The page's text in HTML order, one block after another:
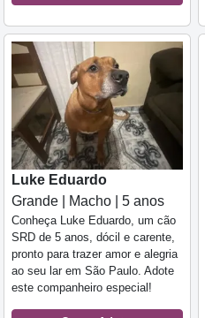
Luke Eduardo
Grande | Macho | 5 anos
Conheça Luke Eduardo, um cão
SRD de 5 anos, dócil e carente,
pronto para trazer amor e alegria
ao seu lar em São Paulo. Adote
este companheiro especial!